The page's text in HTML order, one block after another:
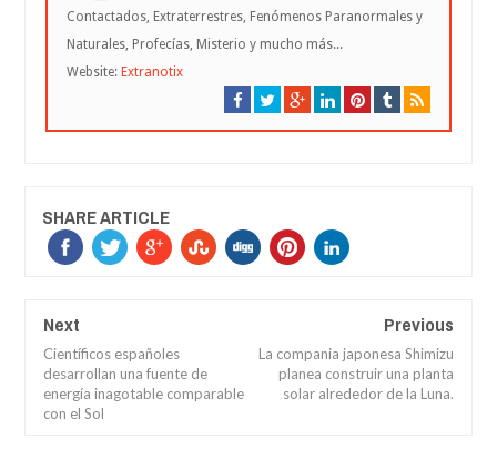
Contactados, Extraterrestres, Fenómenos Paranormales y
Naturales, Profecías, Misterio y mucho más...
Website: Extranotix
SHARE ARTICLE
Next
Científicos españoles
desarrollan una fuente de
energía inagotable comparable
con el Sol
Previous
La compania japonesa Shimizu
planea construir una planta
solar alrededor de la Luna.